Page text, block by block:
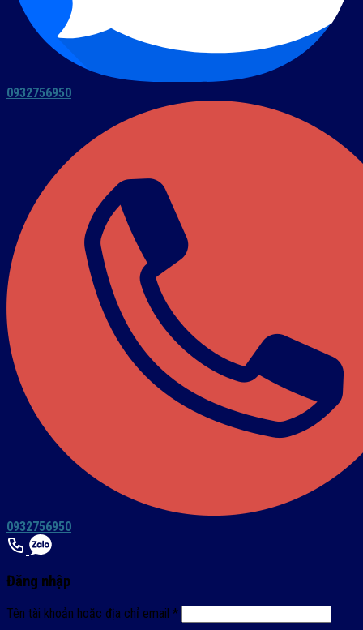
0932756950
0932756950
Đăng nhập
Tên tài khoản hoặc địa chỉ email *